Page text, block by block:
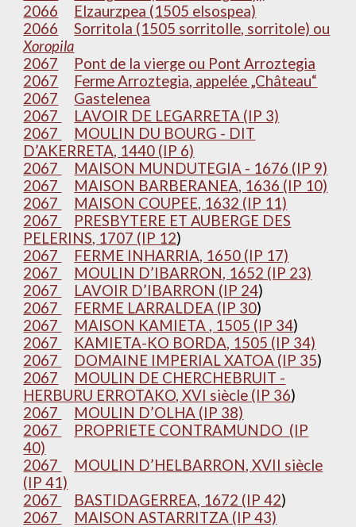
2066
Elzaurzpea (1505 elsospea)
2066
Sorritola (1505 sorritolle, sorritole) ou
Xoropila
2067
Pont de la vierge ou Pont Arroztegia
2067
Ferme Arroztegia, appelée „Château“
2067
Gastelenea
2067
LAVOIR DE LEGARRETA (IP 3)
2067
MOULIN DU BOURG - DIT
D’AKERRETA, 1440 (IP 6)
2067
MAISON MUNDUTEGIA - 1676 (IP 9)
2067
MAISON BARBERANEA, 1636 (IP 10)
2067
MAISON COUPEE, 1632 (IP 11)
2067
PRESBYTERE ET AUBERGE DES
PELERINS, 1707 (IP 12)
2067
FERME INHARRIA, 1650 (IP 17)
2067
MOULIN D’IBARRON, 1652 (IP 23)
2067
LAVOIR D’IBARRON (IP 24)
2067
FERME LARRALDEA (IP 30)
2067
MAISON KAMIETA , 1505 (IP 34)
2067
KAMIETA-KO BORDA, 1505 (IP 34)
2067
DOMAINE IMPERIAL XATOA (IP 35)
2067
MOULIN DE CHERCHEBRUIT -
HERBURU ERROTAKO, XVI siècle (IP 36)
2067
MOULIN D’OLHA (IP 38)
2067
PROPRIETE CONTRAMUNDO (IP
40)
2067
MOULIN D’HELBARRON, XVII siècle
(IP 41)
2067
BASTIDAGERREA, 1672 (IP 42)
2067
MAISON ASTARRITZA (IP 43)